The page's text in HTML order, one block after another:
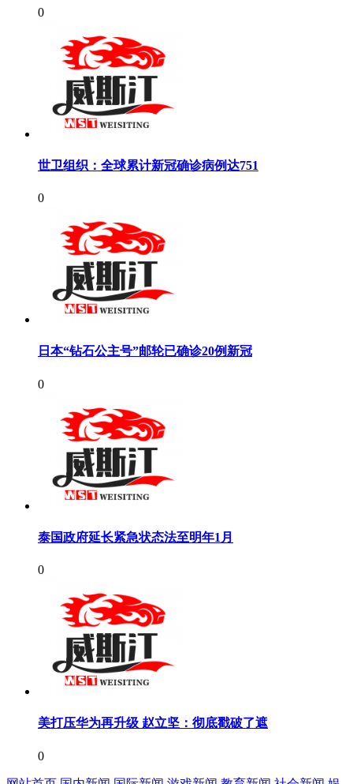
0
世卫组织：全球累计新冠确诊病例达751
0
日本“钻石公主号”邮轮已确诊20例新冠
0
泰国政府延长紧急状态法至明年1月
0
美打压华为再升级 赵立坚：彻底戳破了遮
0